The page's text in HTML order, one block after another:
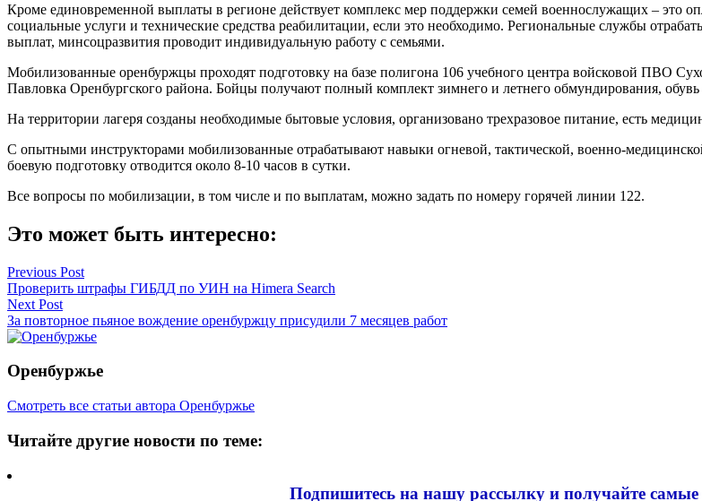
Кроме единовременной выплаты в регионе действует комплекс мер поддержки семей военнослужащих – это
социальные услуги и технические средства реабилитации, если это необходимо. Региональные службы
выплат, минсоцразвития проводит индивидуальную работу с семьями.
Мобилизованные оренбуржцы проходят подготовку на базе полигона 106 учебного центра войсковой ПВО
Павловка Оренбургского района. Бойцы получают полный комплект зимнего и летнего обмундирования,
На территории лагеря созданы необходимые бытовые условия, организовано трехразовое питание, есть
С опытными инструкторами мобилизованные отрабатывают навыки огневой, тактической, военно-
боевую подготовку отводится около 8-10 часов в сутки.
Все вопросы по мобилизации, в том числе и по выплатам, можно задать по номеру горячей линии 122.
Это может быть интересно:
Навигация
по
записям
Previous Post
Проверить штрафы ГИБДД по УИН на Himera Search
Next Post
За повторное пьяное вождение оренбуржцу присудили 7 месяцев работ
Оренбуржье
Смотреть все статьи автора Оренбуржье
Читайте другие новости по теме:
Подпишитесь на нашу рассылку и получайте самые